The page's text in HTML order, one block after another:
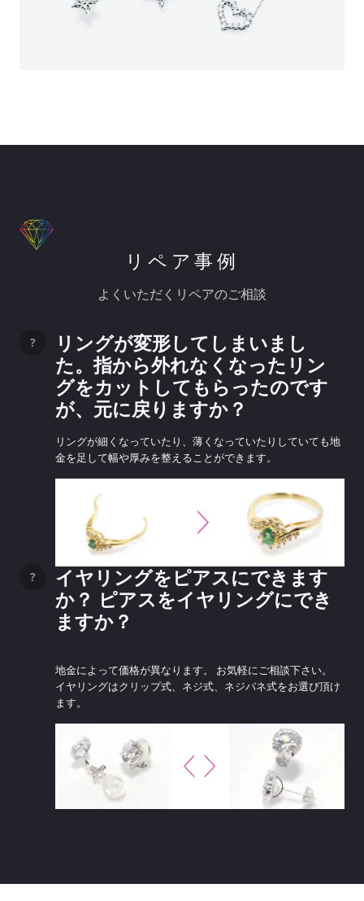
リペア事例
よくいただくリペアのご相談
リングが変形してしまいまし
た。指から外れなくなったリン
グをカットしてもらったのです
が、元に戻りますか？
リングが細くなっていたり、薄くなっていたりしていても地
金を足して幅や厚みを整えることができます。
イヤリングをピアスにできます
か？ ピアスをイヤリングにでき
ますか？
地金によって価格が異なります。 お気軽にご相談下さい。
イヤリングはクリップ式、ネジ式、ネジバネ式をお選び頂け
ます。